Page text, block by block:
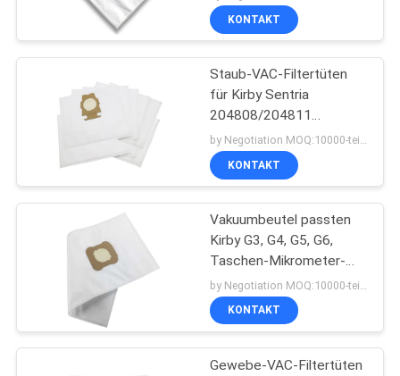
Staubsauger-Staub-
Filter
Staubsauger-
Motoren
38
KONTAKT
Staub-VAC-Filtertüten
für Kirby Sentria
204808/204811
Universal-F-/Treihen-
Zehner-Klub, G10E
KONTAKT
Vakuumbeutel passten
Kirby G3, G4, G5, G6,
Taschen-Mikrometer-
Magie Ersatz G7 Kirby
nicht gesponnene
KONTAKT
Gewebe-VAC-Filtertüten